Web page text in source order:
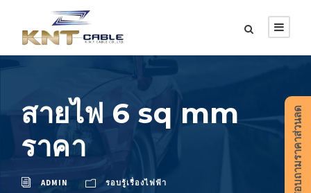
สายไฟ 6 sq mm
ราคา
ADMIN รอบรู้เรื่องไฟฟ้า